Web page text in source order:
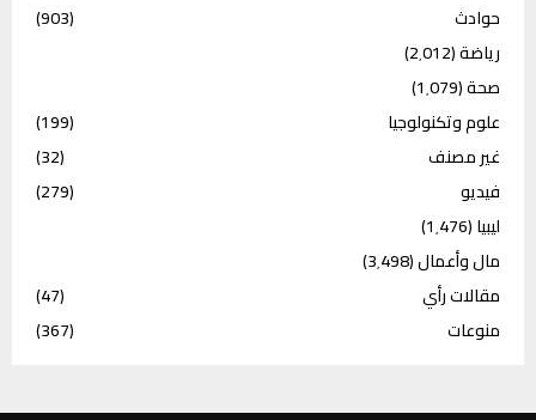
حوادث
(903)
رياضة(2٬012)
صحة(1٬079)
علوم وتكنولوجيا
(199)
غير مصنف
(32)
فيديو
(279)
ليبيا(1٬476)
مال وأعمال(3٬498)
مقالات رأي
(47)
منوعات
(367)